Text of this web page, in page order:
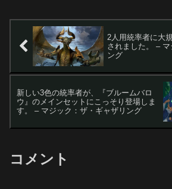
2人用統率者に大
されました。 –
ング
新しい3色の統率者が、『ブルームバロ
ウ』のメインセットにこっそり登場しま
す。 – マジック：ザ・ギャザリング
コメント